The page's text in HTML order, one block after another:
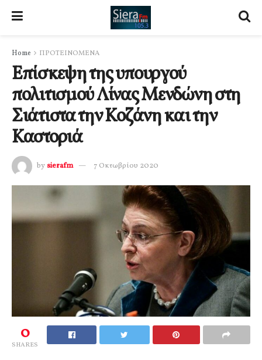
Home ΠΡΟΤΕΙΝΟΜΕΝΑ
Επίσκεψη της υπουργού
πολιτισμού Λίνας Μενδώνη στη
Σιάτιστα την Κοζάνη και την
Καστοριά
by sierafm 7 Οκτωβρίου 2020
0
SHARES